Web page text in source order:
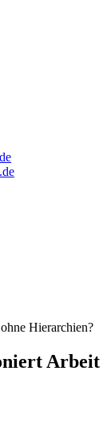
Hierarchien?
Arbeit